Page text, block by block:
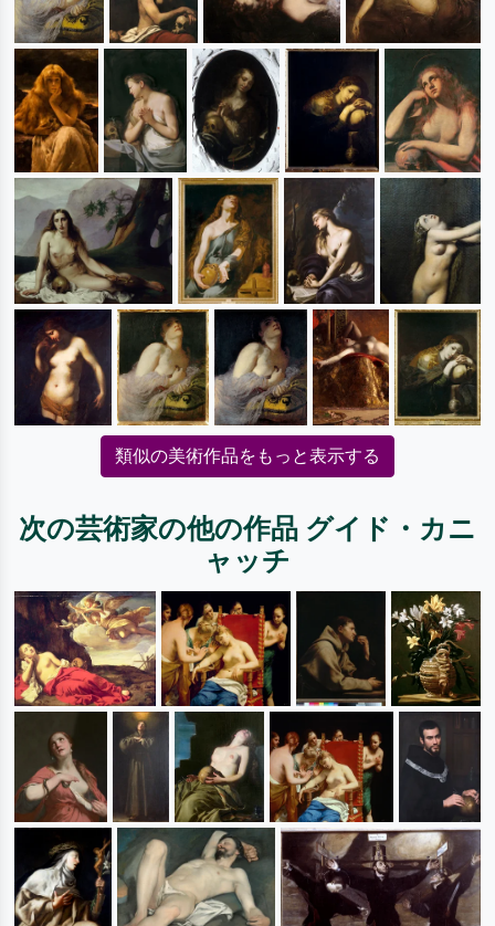
類似の美術作品をもっと表示する
次の芸術家の他の作品 グイド・カニ
ャッチ